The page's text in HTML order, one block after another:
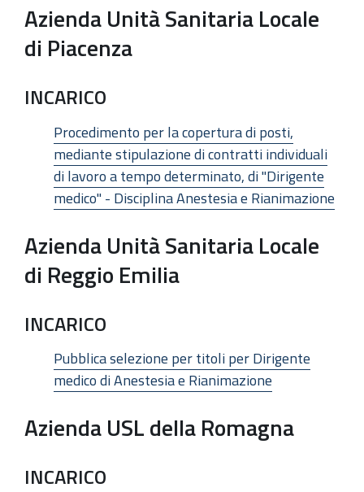
Azienda Unità Sanitaria Locale
di Piacenza
INCARICO
Procedimento per la copertura di posti,
mediante stipulazione di contratti individuali
di lavoro a tempo determinato, di "Dirigente
medico" - Disciplina Anestesia e Rianimazione
Azienda Unità Sanitaria Locale
di Reggio Emilia
INCARICO
Pubblica selezione per titoli per Dirigente
medico di Anestesia e Rianimazione
Azienda USL della Romagna
INCARICO